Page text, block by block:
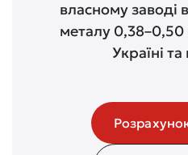
власному заводі
металу
Україні та